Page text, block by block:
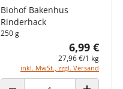
Biohof Bakenhus
Rinderhack
250 g
6,99 €
27,96 €/1 kg
inkl. MwSt., zzgl. Versand